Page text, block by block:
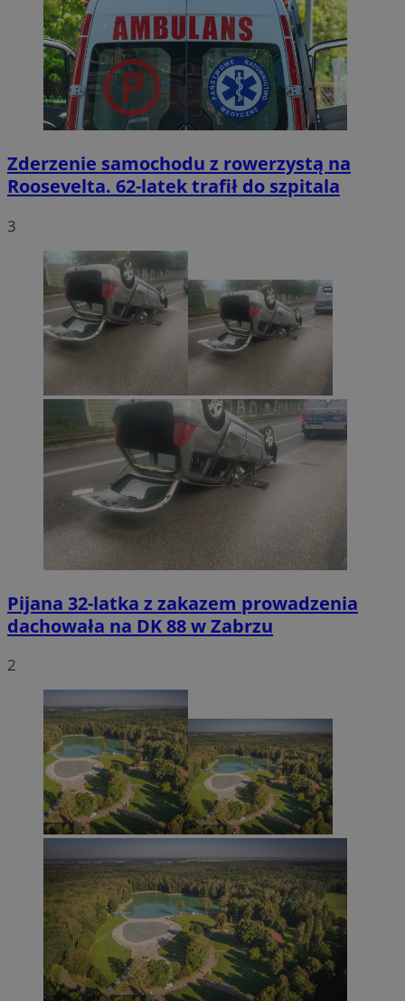
Zderzenie samochodu z rowerzystą na
Roosevelta. 62-latek trafił do szpitala
3
Pijana 32-latka z zakazem prowadzenia
dachowała na DK 88 w Zabrzu
2